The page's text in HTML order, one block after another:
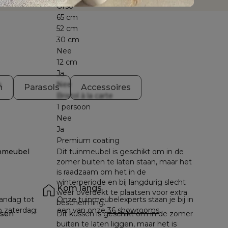
Orso
65 cm
52 cm
30 cm
Nee
12 cm
Ja
Nee
Bristol à la carte
1 persoon
Nee
Ja
Premium coating
Dit tuinmeubel is geschikt om in de
zomer buiten te laten staan, maar het
is raadzaam om het in de
winterperiode en bij langdurig slecht
weer overdekt te plaatsen voor extra
bescherming.
Dit kussen is geschikt om in de zomer
buiten te laten liggen, maar het is
Parasols Accessoires
tot
zaterdag:
Kom langs
Onze tuinmeubelexperts staan je bij in
een van onze 36 showrooms